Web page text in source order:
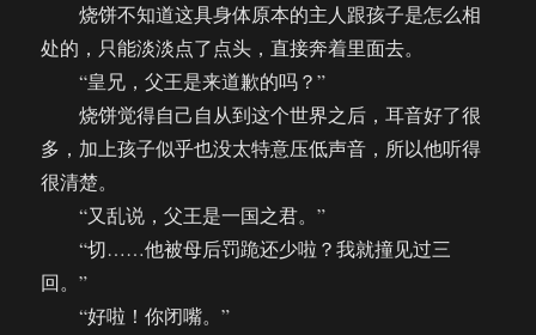
烧饼不知道这具身体原本的主人跟孩子是怎么相
处的，只能淡淡点了点头，直接奔着里面去。
“皇兄，父王是来道歉的吗？”
烧饼觉得自己自从到这个世界之后，耳音好了很
多，加上孩子似乎也没太特意压低声音，所以他听得
很清楚。
“又乱说，父王是一国之君。”
“切……他被母后罚跪还少啦？我就撞见过三
回。”
“好啦！你闭嘴。”